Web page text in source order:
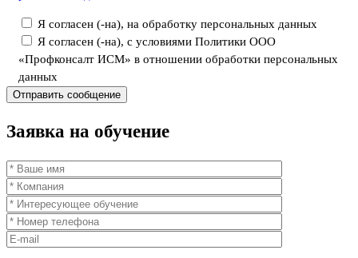
Я согласен (-на), на обработку персональных данных
Я согласен (-на), с условиями Политики ООО
«Профконсалт ИСМ» в отношении обработки персональных
данных
Заявка на обучение